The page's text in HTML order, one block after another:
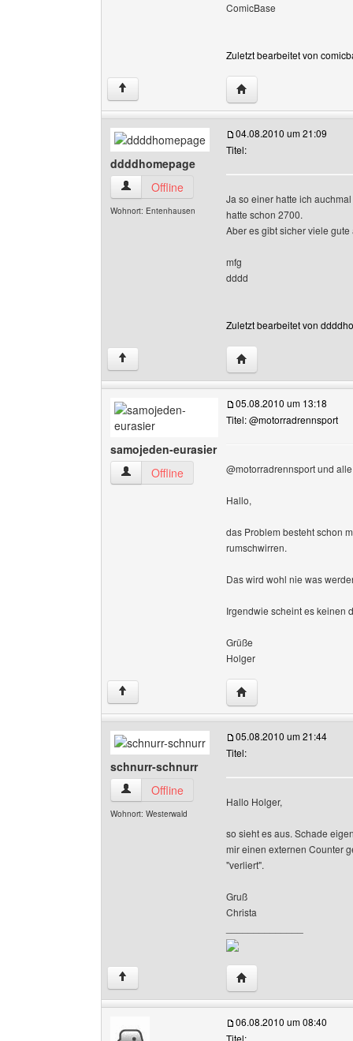
ComicBase
Zuletzt bearbeitet von
↑ Website dieses
ddddhomepage
ddddhomepage Benutzer-Profile anzeigen
Offline
Wohnort: Entenhausen
04.08.2010 um 21:09
Titel:
Ja so einer hatte ich
hatte schon 2700.
Aber es gibt sicher viele
mfg
dddd
Zuletzt bearbeitet von
↑ Website dieses
samojeden-eurasier
samojeden-eurasier Benutzer-Profile anzeigen
Offline
05.08.2010 um 13:18
Titel: @motorradrennsport
@motorradrennsport und
Hallo,
das Problem besteht schon
rumschwirren.
Das wird wohl nie was
Irgendwie scheint es keinen
Grüße
Holger
↑ Website dieses
schnurr-schnurr
schnurr-schnurr Benutzer-Profile anzeigen
Offline
Wohnort: Westerwald
05.08.2010 um 21:44
Titel:
Hallo Holger,
so sieht es aus. Schade
mir einen externen Counter
"verliert".
Gruß
Christa
↑ Website dieses
06.08.2010 um 08:40
Titel: